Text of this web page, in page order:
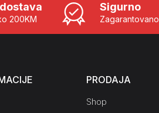
200KM
Sigurno
Zagarantovano
PRODAJA
Shop